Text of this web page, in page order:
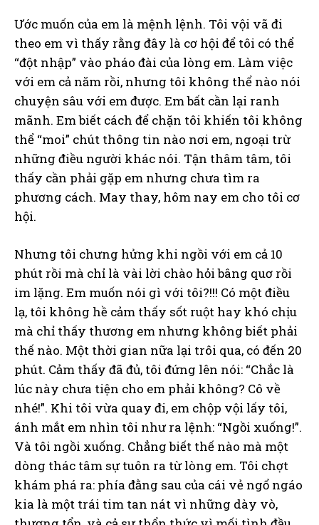
Ước muốn của em là mệnh lệnh. Tôi vội vã đi
theo em vì thấy rằng đây là cơ hội để tôi có thể
“đột nhập” vào pháo đài của lòng em. Làm việc
với em cả năm rồi, nhưng tôi không thể nào nói
chuyện sâu với em được. Em bất cần lại ranh
mãnh. Em biết cách để chặn tôi khiến tôi không
thể “moi” chút thông tin nào nơi em, ngoại trừ
những điều người khác nói. Tận thâm tâm, tôi
thấy cần phải gặp em nhưng chưa tìm ra
phương cách. May thay, hôm nay em cho tôi cơ
hội.
Nhưng tôi chưng hửng khi ngồi với em cả 10
phút rồi mà chỉ là vài lời chào hỏi bâng quơ rồi
im lặng. Em muốn nói gì với tôi?!!! Có một điều
lạ, tôi không hề cảm thấy sốt ruột hay khó chịu
mà chỉ thấy thương em nhưng không biết phải
thế nào. Một thời gian nữa lại trôi qua, có đến 20
phút. Cảm thấy đã đủ, tôi đứng lên nói: “Chắc là
lúc này chưa tiện cho em phải không? Cô về
nhé!”. Khi tôi vừa quay đi, em chộp vội lấy tôi,
ánh mắt em nhìn tôi như ra lệnh: “Ngồi xuống!”.
Và tôi ngồi xuống. Chẳng biết thế nào mà một
dòng thác tâm sự tuôn ra từ lòng em. Tôi chợt
khám phá ra: phía đằng sau của cái vẻ ngổ ngáo
kia là một trái tim tan nát vì những dày vò,